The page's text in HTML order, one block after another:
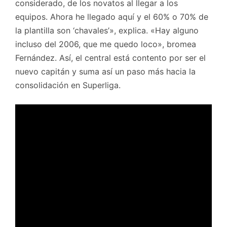
considerado, de los novatos al llegar a los
equipos. Ahora he llegado aquí y el 60% o 70% de
la plantilla son ‘chavales’», explica. «Hay alguno
incluso del 2006, que me quedo loco», bromea
Fernández. Así, el central está contento por ser el
nuevo capitán y suma así un paso más hacia la
consolidación en Superliga.